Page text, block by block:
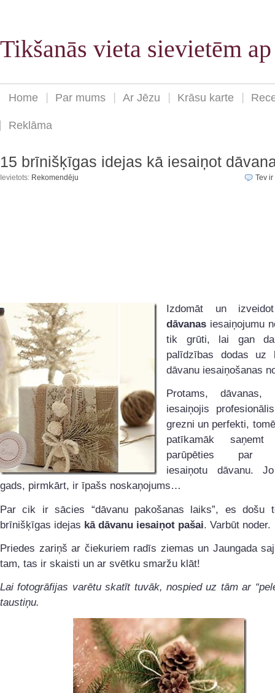
Tikšanās vieta sievietēm
Home Par mums Ar Jēzu Krāsu karte
Reklāma
15 brīnišķīgas idejas kā iesaiņot
Ievietots: Rekomendēju Tev ir
Izdomāt un
dāvanas iesaiņojumu
tik grūti, lai gan
palīdzības dodas uz
dāvanu iesaiņošanas
Protams,
iesaiņojis
grezni un perfekti,
patīkamāk
parūpēties par
iesaiņotu dāvanu.
gads, pirmkārt, ir īpašs noskaņojums…
Par cik ir sācies “dāvanu pakošanas laiks”, es došu
brīnišķīgas idejas kā dāvanu iesaiņot pašai. Varbūt noder.
Priedes zariņš ar čiekuriem radīs ziemas un Jaungada
tam, tas ir skaisti un ar svētku smaržu klāt!
Lai fotogrāfijas varētu skatīt tuvāk, nospied uz tām ar
taustiņu.